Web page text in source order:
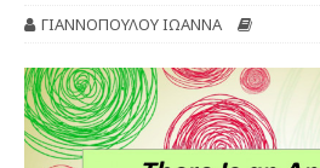
ΓΙΑΝΝΟΠΟΥΛΟΥ ΙΩΑΝΝΑ